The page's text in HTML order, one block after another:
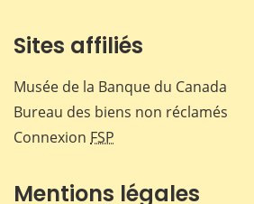
Sites affiliés
Musée de la Banque du Canada
Bureau des biens non réclamés
Connexion FSP
Mentions légales